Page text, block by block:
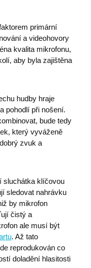
primární
a videohovory
kvalita mikrofonu,
aby byla zajištěna
hudby hraje
pohodlí při nošení.
bude tedy
který vyváženě
zvuk a
sluchátka klíčovou
sledovat nahrávku
by mikrofon
čistý a
ale musí být
. Až tato
reprodukován co
doladění hlasitosti